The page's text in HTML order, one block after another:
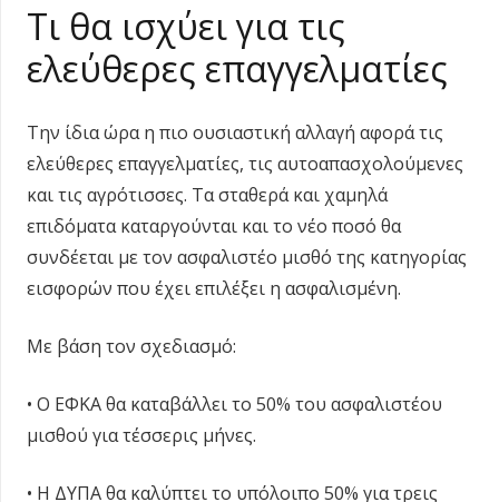
Τι θα ισχύει για τις
ελεύθερες επαγγελματίες
Την ίδια ώρα η πιο ουσιαστική αλλαγή αφορά τις
ελεύθερες επαγγελματίες, τις αυτοαπασχολούμενες
και τις αγρότισσες. Τα σταθερά και χαμηλά
επιδόματα καταργούνται και το νέο ποσό θα
συνδέεται με τον ασφαλιστέο μισθό της κατηγορίας
εισφορών που έχει επιλέξει η ασφαλισμένη.
Με βάση τον σχεδιασμό:
• Ο ΕΦΚΑ θα καταβάλλει το 50% του ασφαλιστέου
μισθού για τέσσερις μήνες.
• Η ΔΥΠΑ θα καλύπτει το υπόλοιπο 50% για τρεις